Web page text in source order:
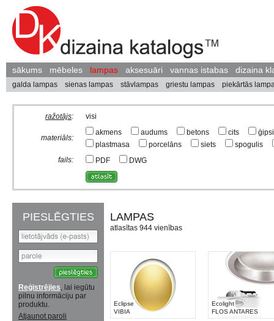
sākums mēbeles lampas aksesuāri vannas istabas dizaina
galda lampas sienas lampas stāvlampas griestu lampas piekārtās
ražotājs: visi
materiāls:
akmens audums betons cits
plastmasa
porcelāns siets
spogulis
fails:
PDF DWG
PIESLĒGTIES
Reģistrējies, lai iegūtu
pilnu informāciju par
produktu.
Atjaunot paroli
LAMPAS
atlasītas 944 vienības
Eclipse
VIBIA
Ecolight
FLOS ANTARES